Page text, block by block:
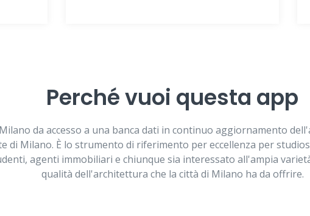
Perché vuoi questa app
da accesso a una banca dati in continuo aggiornamento
di Milano. È lo strumento di riferimento per eccellenza per
agenti immobiliari e chiunque sia interessato all'ampia
qualità dell'architettura che la città di Milano ha da offrire.